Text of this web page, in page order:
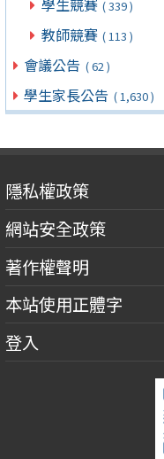
學生競賽 ( 339 )
教師競賽 ( 113 )
會議公告 ( 62 )
學生家長公告 ( 1,630 )
隱私權政策
網站安全政策
著作權聲明
本站使用正體字
登入